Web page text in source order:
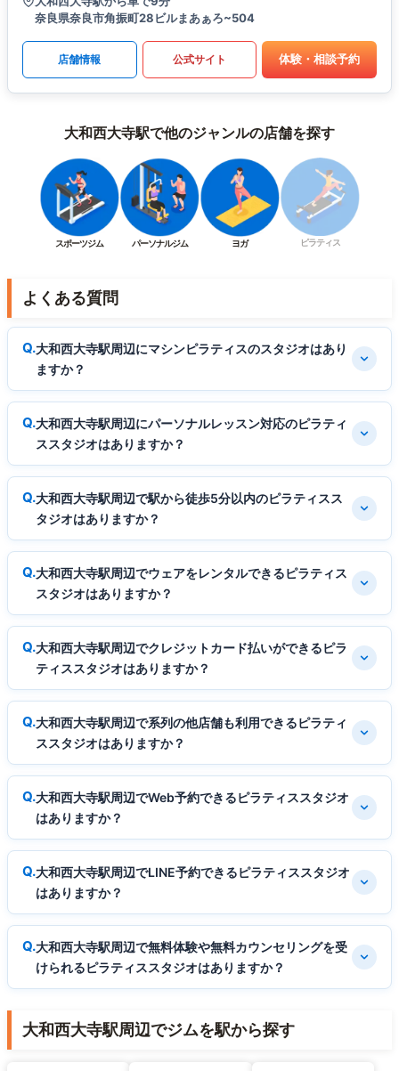
奈良県奈良市角振町28ビルまあぁろ~504
店舗情報 公式サイト 体験・相談予約
大和西大寺駅で他のジャンルの店舗を探す
スポーツジム パーソナルジム ヨガ ピラティス
よくある質問
大和西大寺駅周辺にマシンピラティスのスタジオはあり
ますか？
大和西大寺駅周辺にパーソナルレッスン対応のピラティ
ススタジオはありますか？
大和西大寺駅周辺で駅から徒歩5分以内のピラティスス
タジオはありますか？
大和西大寺駅周辺でウェアをレンタルできるピラティス
スタジオはありますか？
大和西大寺駅周辺でクレジットカード払いができるピラ
ティススタジオはありますか？
大和西大寺駅周辺で系列の他店舗も利用できるピラティ
ススタジオはありますか？
大和西大寺駅周辺でWeb予約できるピラティススタジオ
はありますか？
大和西大寺駅周辺でLINE予約できるピラティススタジオ
はありますか？
大和西大寺駅周辺で無料体験や無料カウンセリングを受
けられるピラティススタジオはありますか？
大和西大寺駅周辺でジムを駅から探す